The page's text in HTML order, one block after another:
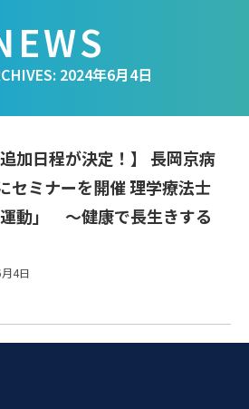
2024年6月4日
追加日程が決定！】 長岡京病
セミナーを開催 理学療法士
動」 ～健康で長生きする
4日